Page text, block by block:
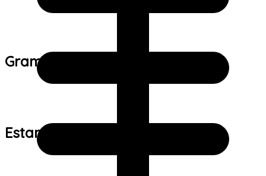
Gramatura do tecido:
Estampa: